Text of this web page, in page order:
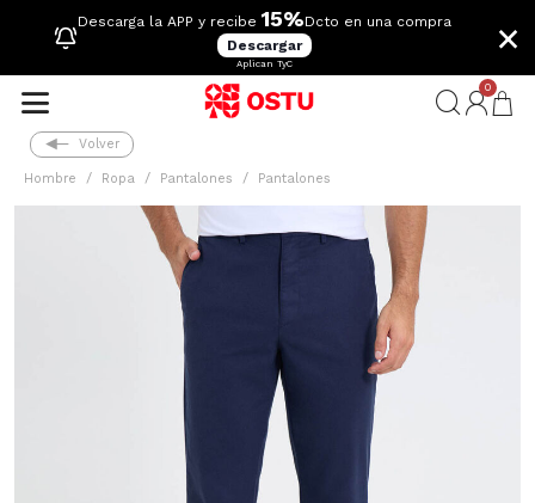
Descarga la APP y recibe 15%Dcto en una compra
Descargar
Aplican TyC
×
0
Volver
Hombre Ropa Pantalones Pantalones